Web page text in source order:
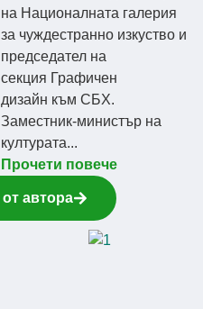
на Националната галерия
за чуждестранно изкуство и
председател на
секция Графичен
дизайн към СБХ.
Заместник-министър на
културата...
Прочети повече
автора